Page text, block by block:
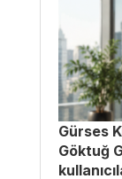
Gürses
Göktuğ